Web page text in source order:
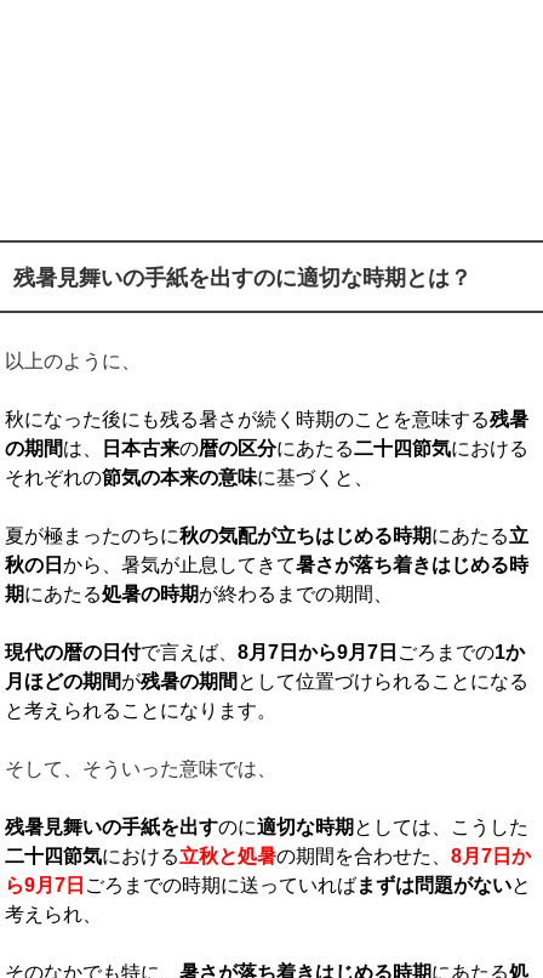
残暑見舞いの手紙を出すのに適切な時期とは？
以上のように、
秋になった後にも残る暑さが続く時期のことを意味する残暑
の期間は、 日本古来の暦の区分にあたる二十四節気における
それぞれの節気の本来の意味に基づくと、
夏が極まったのちに秋の気配が立ちはじめる時期にあたる立
秋の日から、暑気が止息してきて暑さが落ち着きはじめる時
期にあたる処暑の時期が終わるまでの期間、
現代の暦の日付で言えば、8月7 日から9月7 日 ごろまでの1か
月ほどの期間が残暑の期間 として位置づけられることになる
と考えられることになります。
そして、そういった意味では、
残暑見舞いの手紙を出すのに適切な時期 としては、こうした
二十四節気における立秋と処暑の期間を合わせた、8月7 日か
ら9月7 日 ごろまでの時期に送っていればまずは問題がないと
考えられ、
そのなかでも特に、暑さが落ち着きはじめる時期にあたる処